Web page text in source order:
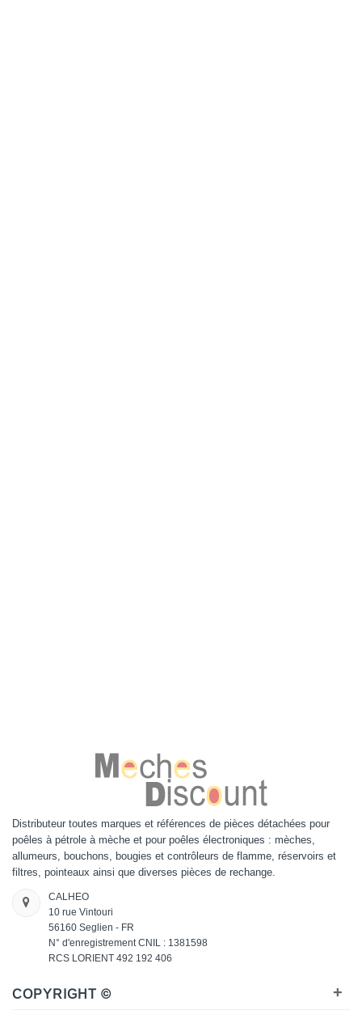
Distributeur toutes marques et références de pièces détachées pour
poêles à pétrole à mèche et pour poêles électroniques : mèches,
allumeurs, bouchons, bougies et contrôleurs de flamme, réservoirs et
filtres, pointeaux ainsi que diverses pièces de rechange.
CALHEO
10 rue Vintouri
56160 Seglien - FR
N° d'enregistrement CNIL : 1381598
RCS LORIENT 492 192 406
COPYRIGHT © +